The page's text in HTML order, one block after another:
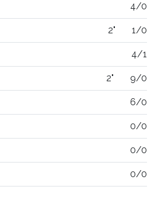
4/0
2" 1/0
4/1
2" 9/0
6/0
0/0
0/0
0/0